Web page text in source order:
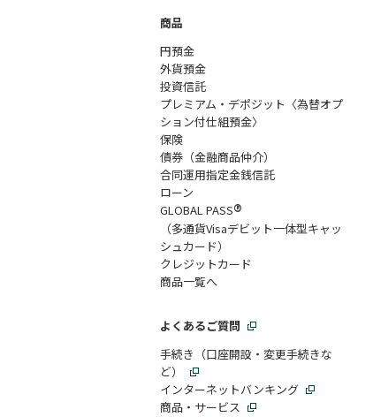
商品
円預金
外貨預金
投資信託
プレミアム・デポジット〈為替オプ
ション付仕組預金〉
保険
債券（金融商品仲介）
合同運用指定金銭信託
ローン
GLOBAL PASS®
（多通貨Visaデビット一体型キャッ
シュカード）
クレジットカード
商品一覧へ
よくあるご質問
手続き（口座開設・変更手続きな
ど）
インターネットバンキング
商品・サービス